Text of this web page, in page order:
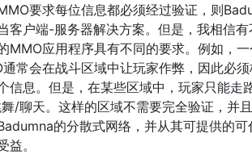
要求每位信息都必须经过验证，则
客户端-服务器解决方案。但是，我相信有
MMO应用程序具有不同的要求。例如，
通常会在战斗区域中让玩家作弊，因此必
信息。但是，在某些区域中，玩家只能走
/聊天。这样的区域不需要完全验证，并
的分散式网络，并从其可提供的可
益。